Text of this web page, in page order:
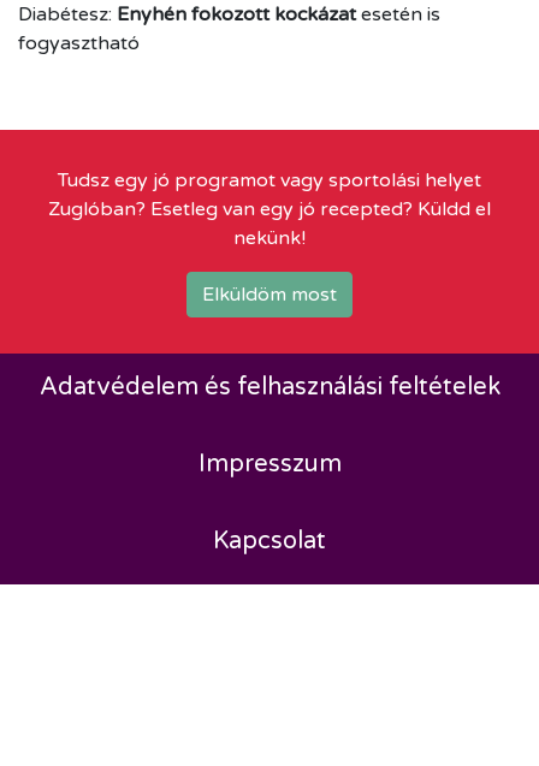
Diabétesz: Enyhén fokozott kockázatesetén is
fogyasztható
Tudsz egy jó programot vagy sportolási helyet
Zuglóban? Esetleg van egy jó recepted? Küldd el
nekünk!
Elküldöm most
Adatvédelem és felhasználási feltételek
Impresszum
Kapcsolat